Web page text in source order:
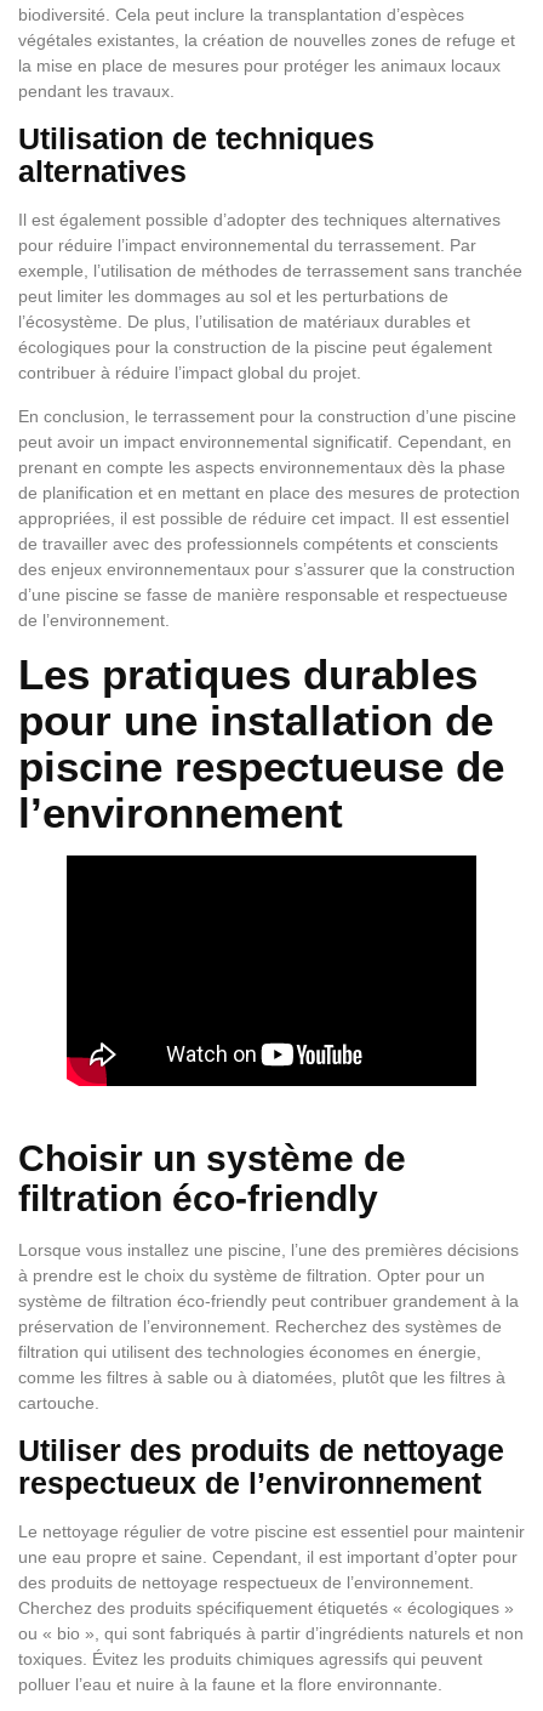
biodiversité. Cela peut inclure la transplantation d’espèces
végétales existantes, la création de nouvelles zones de refuge et
la mise en place de mesures pour protéger les animaux locaux
pendant les travaux.
Utilisation de techniques
alternatives
Il est également possible d’adopter des techniques alternatives
pour réduire l’impact environnemental du terrassement. Par
exemple, l’utilisation de méthodes de terrassement sans tranchée
peut limiter les dommages au sol et les perturbations de
l’écosystème. De plus, l’utilisation de matériaux durables et
écologiques pour la construction de la piscine peut également
contribuer à réduire l’impact global du projet.
En conclusion, le terrassement pour la construction d’une piscine
peut avoir un impact environnemental significatif. Cependant, en
prenant en compte les aspects environnementaux dès la phase
de planification et en mettant en place des mesures de protection
appropriées, il est possible de réduire cet impact. Il est essentiel
de travailler avec des professionnels compétents et conscients
des enjeux environnementaux pour s’assurer que la construction
d’une piscine se fasse de manière responsable et respectueuse
de l’environnement.
Les pratiques durables
pour une installation de
piscine respectueuse de
l’environnement
Choisir un système de
filtration éco-friendly
Lorsque vous installez une piscine, l’une des premières décisions
à prendre est le choix du système de filtration. Opter pour un
système de filtration éco-friendly peut contribuer grandement à la
préservation de l’environnement. Recherchez des systèmes de
filtration qui utilisent des technologies économes en énergie,
comme les filtres à sable ou à diatomées, plutôt que les filtres à
cartouche.
Utiliser des produits de nettoyage
respectueux de l’environnement
Le nettoyage régulier de votre piscine est essentiel pour maintenir
une eau propre et saine. Cependant, il est important d’opter pour
des produits de nettoyage respectueux de l’environnement.
Cherchez des produits spécifiquement étiquetés « écologiques »
ou « bio », qui sont fabriqués à partir d’ingrédients naturels et non
toxiques. Évitez les produits chimiques agressifs qui peuvent
polluer l’eau et nuire à la faune et la flore environnante.